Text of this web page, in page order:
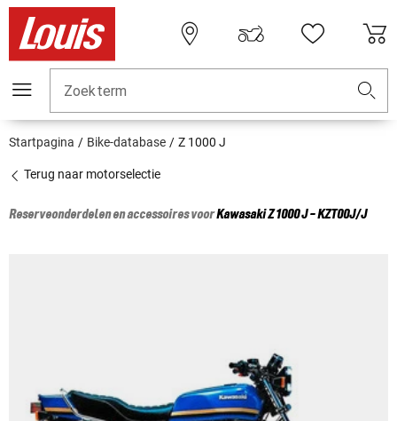
Zoekterm
Startpagina Bike-database Z 1000 J
Terug naar motorselectie
Reserveonderdelen en accessoires voorKawasakiZ 1000 J - KZT00J/J